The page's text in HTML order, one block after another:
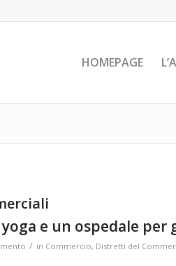
HOMEPAGE
e un ospedale per
/ in Commercio, Distretti del